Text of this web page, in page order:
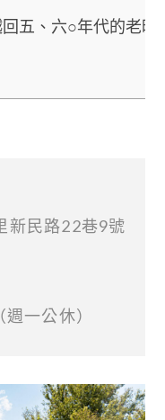
五、六○年代的老時
新民路22巷9號
一公休）